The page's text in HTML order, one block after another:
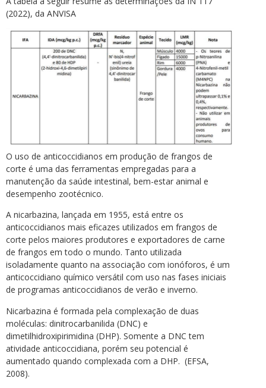
(2022), da ANVISA
O uso de anticoccidianos em produção de frangos de
corte é uma das ferramentas empregadas para a
manutenção da saúde intestinal, bem-estar animal e
desempenho zootécnico.
A nicarbazina, lançada em 1955, está entre os
anticoccidianos mais eficazes utilizados em frangos de
corte pelos maiores produtores e exportadores de carne
de frangos em todo o mundo. Tanto utilizada
isoladamente quanto na associação com ionóforos, é um
anticoccidiano químico versátil com uso nas fases iniciais
de programas anticoccidianos de verão e inverno.
Nicarbazina é formada pela complexação de duas
moléculas: dinitrocarbanilida (DNC) e
dimetilhidroxipirimidina (DHP). Somente a DNC tem
atividade anticoccidiana, porém seu potencial é
aumentado quando complexada com a DHP. (EFSA,
2008).